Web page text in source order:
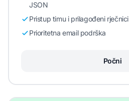
JSON
Pristup timu i prilagođeni rječnici
Prioritetna email podrška
Počni